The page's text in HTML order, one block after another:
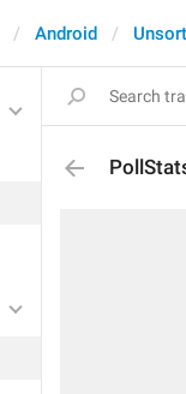
Android